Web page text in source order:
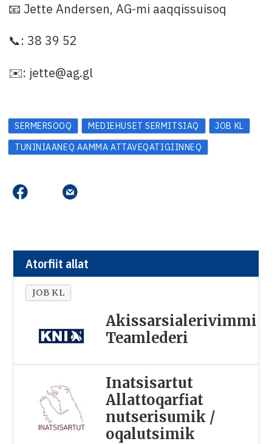
📧 Jette Andersen, AG-mi aaqqissuisoq
📞: 38 39 52
✉️: jette@ag.gl
SERMERSOOQ MEDIEHUSET SERMITSIAQ
JOB KL
TUNINIAANEQ AAMMA ATTAVEQATIGIINNEQ
Atorfiit allat
JOB KL
Akissarsialerivimmi
Teamlederi
Inatsisartut
Allattoqarfiat
nutserisumik /
oqalutsimik